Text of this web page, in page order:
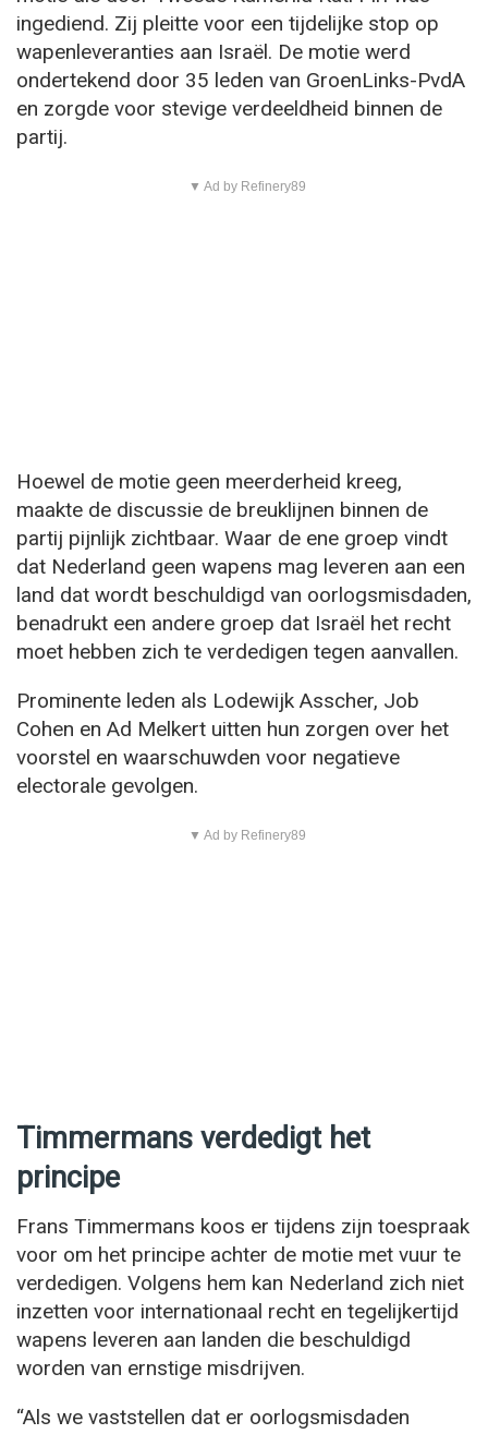
ingediend. Zij pleitte voor een tijdelijke stop op
wapenleveranties aan Israël. De motie werd
ondertekend door 35 leden van GroenLinks-PvdA
en zorgde voor stevige verdeeldheid binnen de
partij.
▼ Ad by Refinery89
Hoewel de motie geen meerderheid kreeg,
maakte de discussie de breuklijnen binnen de
partij pijnlijk zichtbaar. Waar de ene groep vindt
dat Nederland geen wapens mag leveren aan een
land dat wordt beschuldigd van oorlogsmisdaden,
benadrukt een andere groep dat Israël het recht
moet hebben zich te verdedigen tegen aanvallen.
Prominente leden als Lodewijk Asscher, Job
Cohen en Ad Melkert uitten hun zorgen over het
voorstel en waarschuwden voor negatieve
electorale gevolgen.
▼ Ad by Refinery89
Timmermans verdedigt het
principe
Frans Timmermans koos er tijdens zijn toespraak
voor om het principe achter de motie met vuur te
verdedigen. Volgens hem kan Nederland zich niet
inzetten voor internationaal recht en tegelijkertijd
wapens leveren aan landen die beschuldigd
worden van ernstige misdrijven.
“Als we vaststellen dat er oorlogsmisdaden